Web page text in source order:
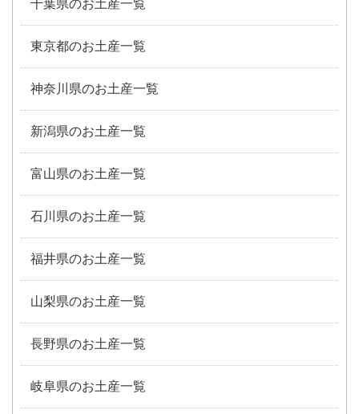
千葉県のお土産一覧
東京都のお土産一覧
神奈川県のお土産一覧
新潟県のお土産一覧
富山県のお土産一覧
石川県のお土産一覧
福井県のお土産一覧
山梨県のお土産一覧
長野県のお土産一覧
岐阜県のお土産一覧